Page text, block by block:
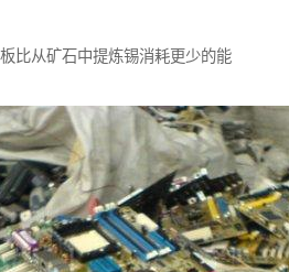
比从矿石中提炼锡消耗更少的能